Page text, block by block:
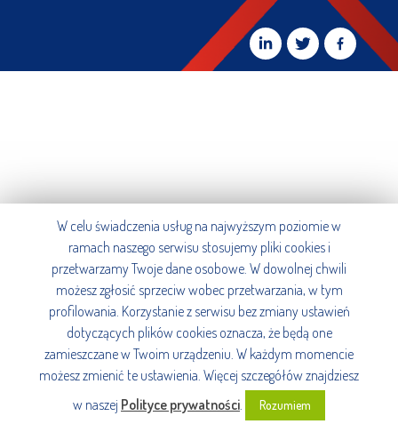
W celu świadczenia usług na najwyższym poziomie w
ramach naszego serwisu stosujemy pliki cookies i
przetwarzamy Twoje dane osobowe. W dowolnej chwili
możesz zgłosić sprzeciw wobec przetwarzania, w tym
profilowania. Korzystanie z serwisu bez zmiany ustawień
dotyczących plików cookies oznacza, że będą one
zamieszczane w Twoim urządzeniu. W każdym momencie
możesz zmienić te ustawienia. Więcej szczegółów znajdziesz
w naszej Polityce prywatności. Rozumiem